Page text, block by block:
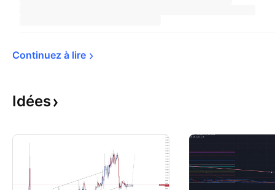
Continuez à lire
Idées